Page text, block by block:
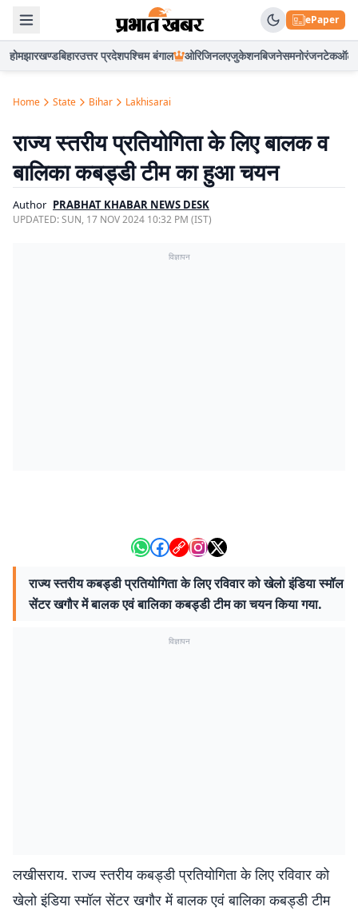
ePaper
होमझारखण्डबिहारउत्तर प्रदेशपश्चिम बंगाल ओरिजिनलएजुकेशनबिजनेसमनोरंजनटेकऑटो
Home State Bihar Lakhisarai
राज्य स्तरीय प्रतियोगिता के लिए बालक व
बालिका कबड्डी टीम का हुआ चयन
Author PRABHAT KHABAR NEWS DESK
UPDATED:SUN, 17 NOV 2024 10:32 PM (IST)
विज्ञापन
राज्य स्तरीय कबड्डी प्रतियोगिता के लिए रविवार को खेलो इंडिया स्मॉल
सेंटर खगौर में बालक एवं बालिका कबड्डी टीम का चयन किया गया.
विज्ञापन
लखीसराय. राज्य स्तरीय कबड्डी प्रतियोगिता के लिए रविवार को
खेलो इंडिया स्मॉल सेंटर खगौर में बालक एवं बालिका कबड्डी टीम